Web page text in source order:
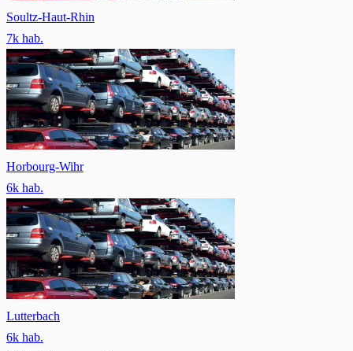
Soultz-Haut-Rhin
7k hab.
Horbourg-Wihr
6k hab.
Lutterbach
6k hab.